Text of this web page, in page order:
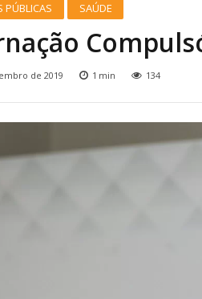
Valores
PÚBLICAS SAÚDE
de 2019 1 min 134